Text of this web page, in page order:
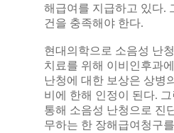
해급여를 지급하고 있다.
건을 충족해야 한다.
현대의학으로 소음성 난
치료를 위해 이비인후과
난청에 대한 보상은 상병
비에 한해 인정이 된다.
통해 소음성 난청으로 진
무하는 한 장해급여청구